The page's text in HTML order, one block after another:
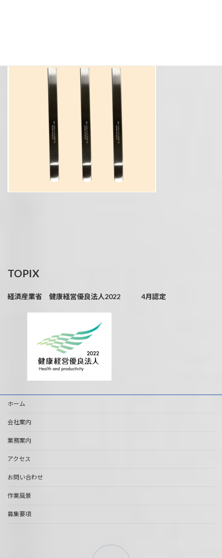
TOPIX
経済産業省 健康経営優良法人2022 4月認定
ホーム
会社案内
業務案内
アクセス
お問い合わせ
作業風景
募集要項